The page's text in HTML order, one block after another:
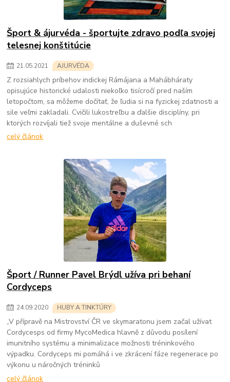
Šport & ájurvéda - športujte zdravo podľa svojej
telesnej konštitúcie
21.05.2021 AJURVÉDA
Z rozsiahlych príbehov indickej Rámájana a Mahábháraty
opisujúce historické udalosti niekoľko tisícročí pred naším
letopočtom, sa môžeme dočítať, že ľudia si na fyzickej zdatnosti a
sile veľmi zakladali. Cvičili lukostreľbu a ďalšie disciplíny, pri
ktorých rozvíjali tiež svoje mentálne a duševné sch
celý článok
Šport / Runner Pavel Brýdl užíva pri behaní
Cordyceps
24.09.2020 HUBY A TINKTÚRY
„V přípravě na Mistrovství ČR ve skymaratonu jsem začal užívat
Cordycesps od firmy MycoMedica hlavně z důvodu posílení
imunitního systému a minimalizace možnosti tréninkového
výpadku. Cordyceps mi pomáhá i ve zkrácení fáze regenerace po
výkonu u náročných tréninků
celý článok